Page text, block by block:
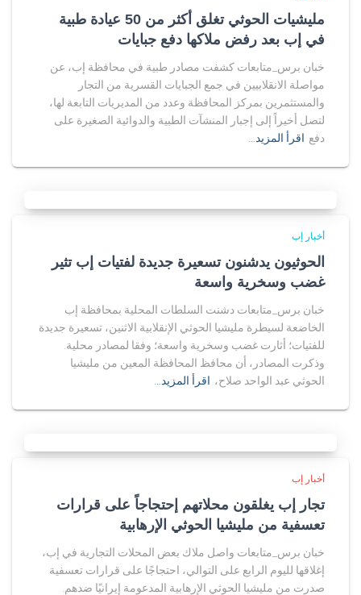
مليشيات الحوثي تغلق أكثر من 50 عيادة طبية
في إب بعد رفض ملاكها دفع جبايات
خبان برس_متابعات كشفت مصادر طبية في محافظة إب، عن
مواصلة الانقلابيين في جمع الجبايات القسرية من التجار
والمستثمرين بمركز المحافظة وعدد من المديريات التابعة لها،
لتصل أخيراً إلى إجبار المنشآت الطبية والدوائية الصغيرة على
دفع اقرأ المزيد…
أخبار إب
الحوثيون يدشنون تسعيرة جديدة لفتيات إب تثير
غضب وسخرية واسعة
خبان برس_متابعات دشنت السلطات المحلية بمحافظة إب
الخاضعة لسيطرة مليشيا الحوثي الإنقلابية الاثنين، تسعيرة جديدة
للفتيات؛ أثارت غضب وسخرية واسعة؛ وفقا لمصادر محلية.
وذكرت المصادر، أن محافظ المحافظة المعين من مليشيا
الحوثي عبد الواحد صلاح، اقرأ المزيد…
أخبار إب
تجار إب يغلقون محلاتهم إحتجاجاً على قرارات
تعسفية من مليشيا الحوثي الإرهابية
خبان برس_متابعات واصل ملاك بعض المحلات التجارية في إب،
إغلاقها لليوم الرابع على التوالي، احتجاجًا على قرارات تعسفية
صدرت من مليشيا الحوثي الإرهابية المدعومة إيرانيًا ضدهم.